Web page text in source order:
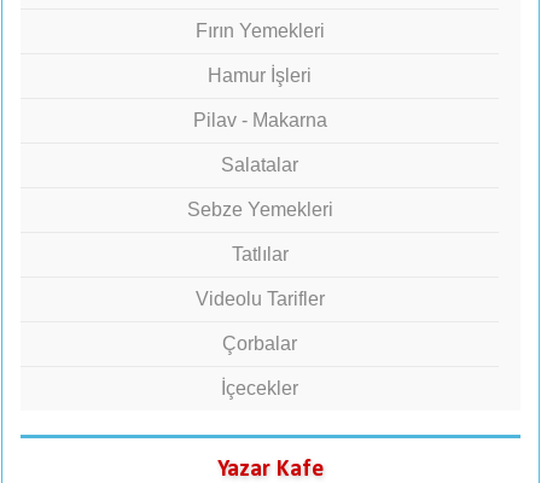
Fırın Yemekleri
Hamur İşleri
Pilav - Makarna
Salatalar
Sebze Yemekleri
Tatlılar
Videolu Tarifler
Çorbalar
İçecekler
Yazar Kafe